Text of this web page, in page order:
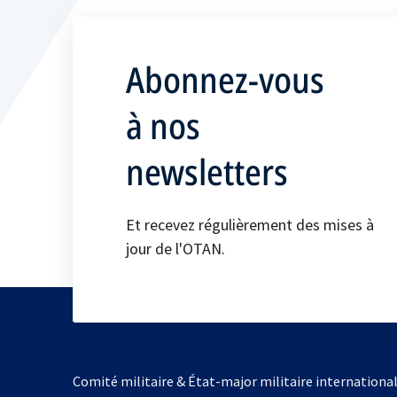
Abonnez-vous
à nos
newsletters
Et recevez régulièrement des mises à
jour de l'OTAN.
Comité militaire & État-major militaire international